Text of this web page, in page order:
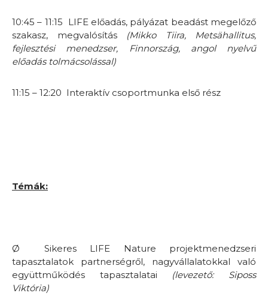
10:45 – 11:15 LIFE előadás, pályázat beadást megelőző
szakasz, megvalósítás
(Mikko Tiira, Metsähallitus,
fejlesztési menedzser, Finnország, angol nyelvű
előadás tolmácsolással)
11:15 – 12:20 Interaktív csoportmunka első rész
Témák:
Ø
Sikeres LIFE Nature projektmenedzseri
tapasztalatok partnerségről, nagyvállalatokkal való
együttműködés tapasztalatai (levezető: Siposs
Viktória)